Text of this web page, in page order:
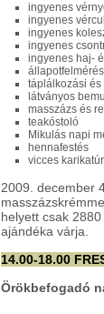
ingyenes
ingyenes
ingyenes
ingyenes
ingyenes haj-
táplálkozási
látványos
masszázs és
teakóstoló
Mikulás napi
hennafestés
vicces
2009. december
helyett csak
ajándéka várja.
14.00-18.00
Örökbefogadó